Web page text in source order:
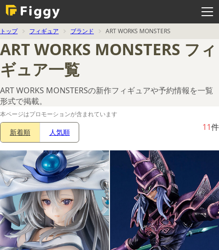
ー
トップ フィギュア ブランド ART WORKS MONSTERS
ART WORKS MONSTERS フィ
ギュア一覧
ART WORKS MONSTERSの新作フィギュアや予約情報を一覧
形式で掲載。
本ページはプロモーションが含まれています
新着順 人気順 11件